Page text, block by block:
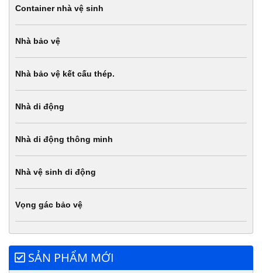
Container nhà vệ sinh
Nhà bảo vệ
Nhà bảo vệ kết cấu thép.
Nhà di động
Nhà di động thông minh
Nhà vệ sinh di động
Vọng gác bảo vệ
SẢN PHẨM MỚI